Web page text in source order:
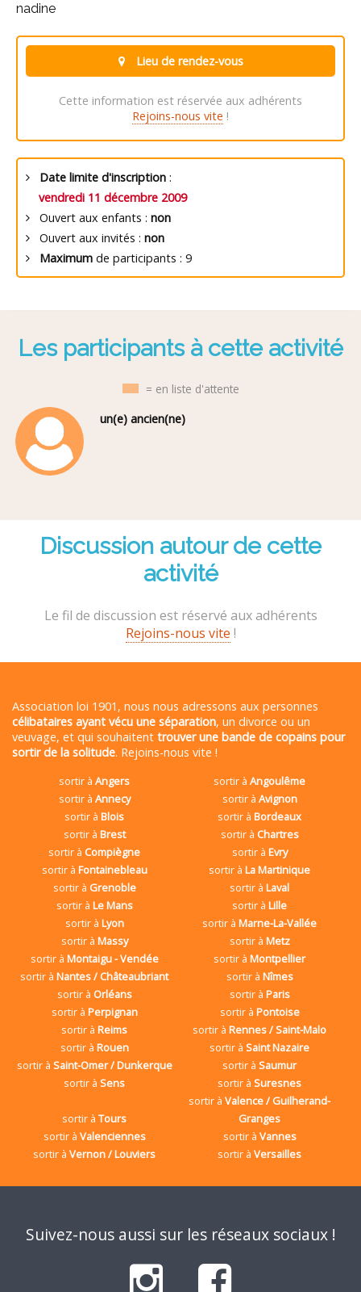
nadine
Lieu de rendez-vous
Cette information est réservée aux adhérents
Rejoins-nous vite !
Date limite d'inscription :
vendredi 11 décembre 2009
Ouvert aux enfants : non
Ouvert aux invités : non
Maximum de participants : 9
Les participants à cette activité
= en liste d'attente
un(e) ancien(ne)
Discussion autour de cette
activité
Le fil de discussion est réservé aux adhérents
Rejoins-nous vite !
Association loi 1901, nous nous adressons aux personnes
célibataires ayant vécu une séparation, un divorce ou un
veuvage, et qui souhaitent trouver une bande de copains pour
sortir de la solitude. Rejoins-nous vite !
sortir àAngers sortir àAngoulême
sortir à Annecy sortir à Avignon
sortir àBlois sortir àBordeaux
sortir à Brest sortir à Chartres
sortir à Compiègne sortir à Evry
sortir à Fontainebleau sortir àLa Martinique
sortir à Grenoble sortir àLaval
sortir à Le Mans sortir àLille
sortir à Lyon sortir àMarne-La-Vallée
sortir à Massy sortir à Metz
sortir à Montaigu - Vendée sortir àMontpellier
sortir àNantes / Châteaubriant sortir à Nîmes
sortir à Orléans sortir à Paris
sortir à Perpignan sortir à Pontoise
sortir àReims sortir àRennes / Saint-Malo
sortir à Rouen sortir àSaint Nazaire
sortir à Saint-Omer / Dunkerque sortir àSaumur
sortir àSens sortir àSuresnes
sortir àTours
sortir àValence / Guilherand-
Granges
sortir à Valenciennes sortir à Vannes
sortir àVernon / Louviers sortir àVersailles
Suivez-nous aussi sur les réseaux sociaux !